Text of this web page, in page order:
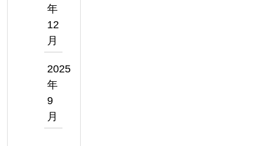
年
12
月
2025
年
9
月